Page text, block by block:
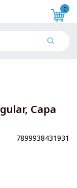
0
Capa
7899938431931